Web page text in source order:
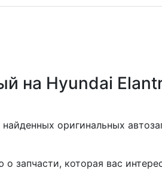
на Hyundai
оригинальных
запчасти, которая вас